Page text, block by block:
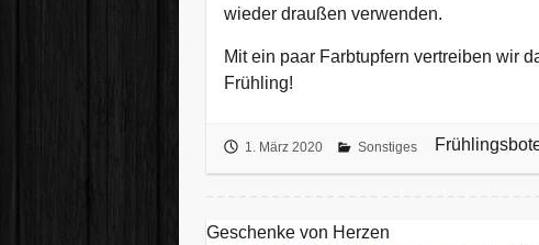
wieder draußen verwenden.
Mit ein paar Farbtupfern vertreiben wir
Frühling!
1. März 2020 Sonstiges
Geschenke von Herzen